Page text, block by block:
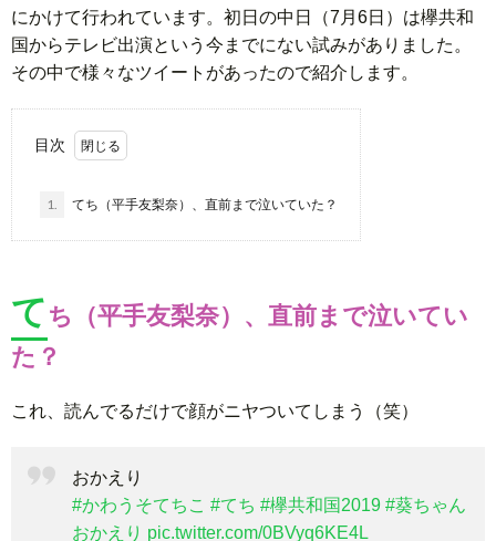
にかけて行われています。初日の中日（7月6日）は欅共和
国からテレビ出演という今までにない試みがありました。
その中で様々なツイートがあったので紹介します。
目次
1. てち（平手友梨奈）、直前まで泣いていた？
て ち（平手友梨奈）、直前まで泣いてい
た？
これ、読んでるだけで顔がニヤついてしまう（笑）
おかえり
#かわうそてちこ #てち #欅共和国2019 #葵ちゃん
おかえり pic.twitter.com/0BVyq6KE4L